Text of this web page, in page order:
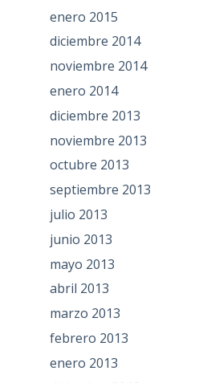
enero 2015
diciembre 2014
noviembre 2014
enero 2014
diciembre 2013
noviembre 2013
octubre 2013
septiembre 2013
julio 2013
junio 2013
mayo 2013
abril 2013
marzo 2013
febrero 2013
enero 2013